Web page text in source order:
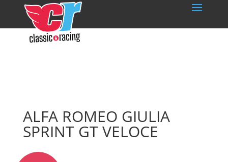
ALFA ROMEO GIULIA
SPRINT GT VELOCE